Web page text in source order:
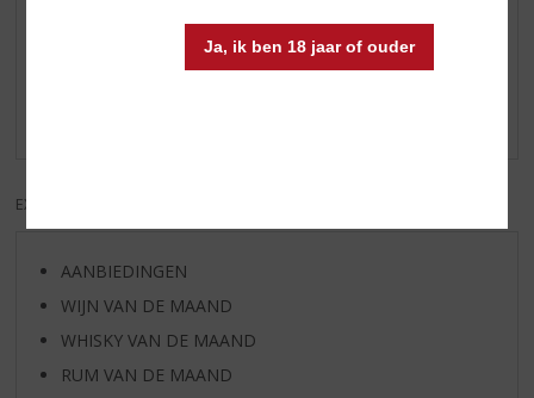
Ja, ik ben 18 jaar of ouder
EXCL. BTW
AANBIEDINGEN
WIJN VAN DE MAAND
WHISKY VAN DE MAAND
RUM VAN DE MAAND